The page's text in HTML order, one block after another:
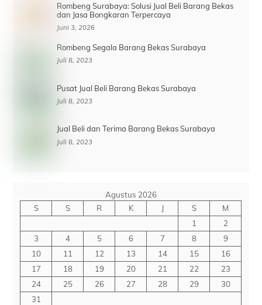
Rombeng Surabaya: Solusi Jual Beli Barang Bekas
dan Jasa Bongkaran Terpercaya
Juni 3, 2026
Rombeng Segala Barang Bekas Surabaya
Juli 8, 2023
Pusat Jual Beli Barang Bekas Surabaya
Juli 8, 2023
Jual Beli dan Terima Barang Bekas Surabaya
Juli 8, 2023
Agustus 2026
S
S R K J S
M
1
2
3
4 5 6 7 8
9
10
11 12 13 14 15
16
17
18 19 20 21 22
23
24
25 26 27 28 29
30
31